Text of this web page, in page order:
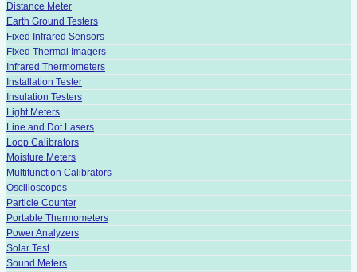
Distance Meter
Earth Ground Testers
Fixed Infrared Sensors
Fixed Thermal Imagers
Infrared Thermometers
Installation Tester
Insulation Testers
Light Meters
Line and Dot Lasers
Loop Calibrators
Moisture Meters
Multifunction Calibrators
Oscilloscopes
Particle Counter
Portable Thermometers
Power Analyzers
Solar Test
Sound Meters